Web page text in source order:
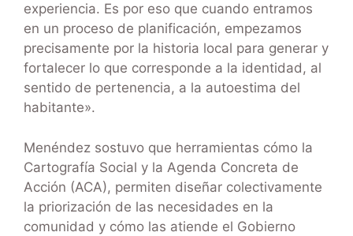
experiencia. Es por eso que cuando entramos
en un proceso de planificación, empezamos
precisamente por la historia local para generar y
fortalecer lo que corresponde a la identidad, al
sentido de pertenencia, a la autoestima del
habitante».
Menéndez sostuvo que herramientas cómo la
Cartografía Social y la Agenda Concreta de
Acción (ACA), permiten diseñar colectivamente
la priorización de las necesidades en la
comunidad y cómo las atiende el Gobierno